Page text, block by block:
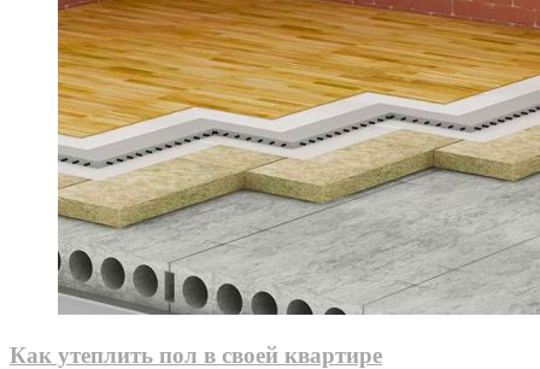
Как утеплить пол в своей квартире